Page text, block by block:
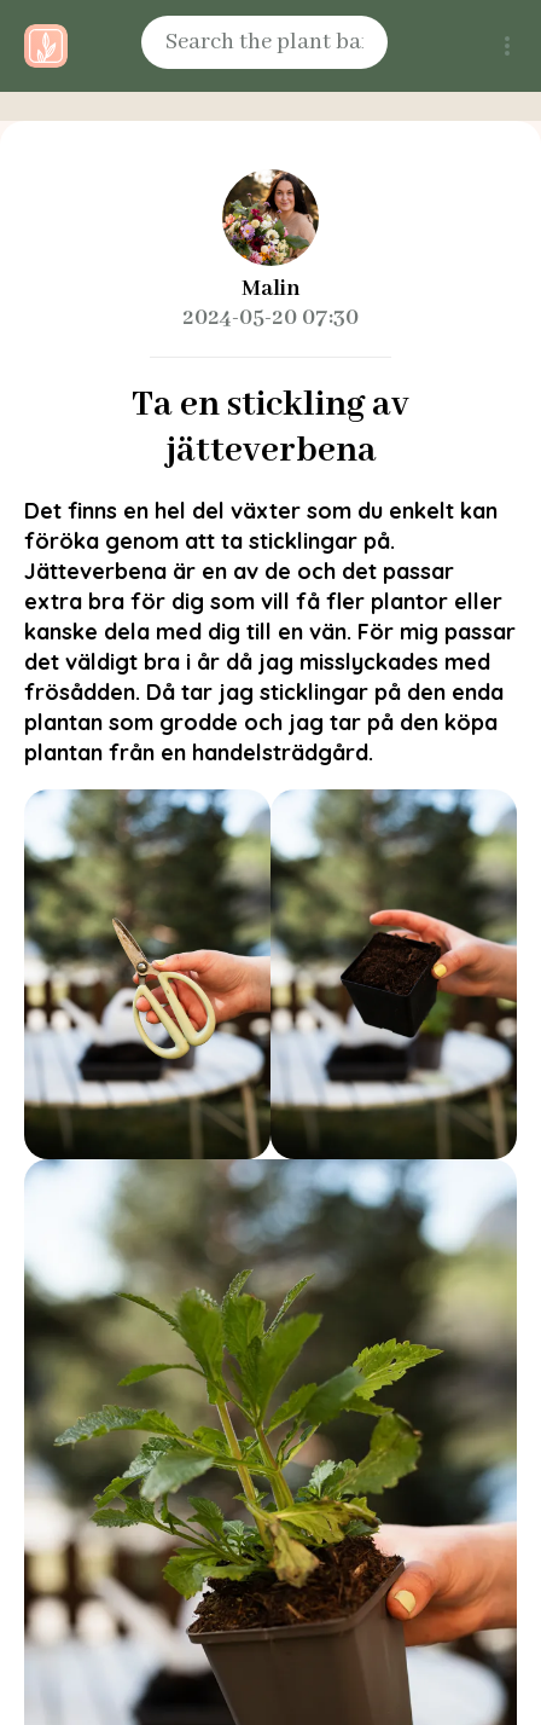
Malin
2024-05-20 07:30
Ta en stickling av
jätteverbena
Det finns en hel del växter som du enkelt kan
föröka genom att ta sticklingar på.
Jätteverbena är en av de och det passar
extra bra för dig som vill få fler plantor eller
kanske dela med dig till en vän. För mig passar
det väldigt bra i år då jag misslyckades med
frösådden. Då tar jag sticklingar på den enda
plantan som grodde och jag tar på den köpa
plantan från en handelsträdgård.